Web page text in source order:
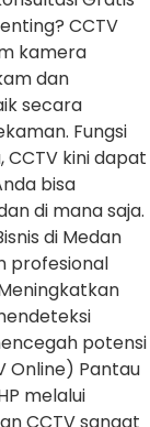
CCTV
kamera
dan
secara
Fungsi
kini dapat
bisa
di mana saja.
di Medan
profesional
potensi
Online) Pantau
melalui
CCTV sangat